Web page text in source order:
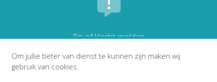
Tip of klacht melden
Om jullie beter van dienst te kunnen zijn maken wij
gebruik van cookies.